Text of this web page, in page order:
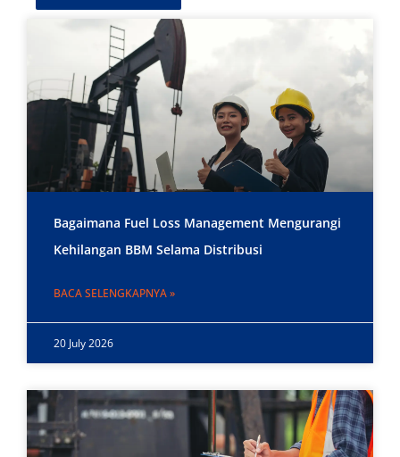
Bagaimana Fuel Loss Management Mengurangi
Kehilangan BBM Selama Distribusi
BACA SELENGKAPNYA »
20 July 2026